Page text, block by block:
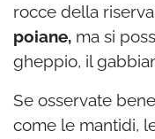
rocce della
poiane, ma si
gheppio, il
Se osservate
come le mantidi,